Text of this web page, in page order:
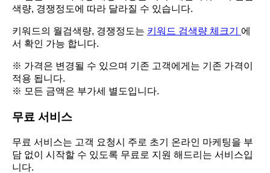
색량, 경쟁정도에 따라 달라질 수 있습니다.
키워드의 월검색량, 경쟁정도는 키워드 검색량 체크기 에
서 확인 가능 합니다.
※ 가격은 변경될 수 있으며 기존 고객에게는 기존 가격이
적용 됩니다.
※ 모든 금액은 부가세 별도입니다.
무료 서비스
무료 서비스는 고객 요청시 주로 초기 온라인 마케팅을 부
담 없이 시작할 수 있도록 무료로 지원 해드리는 서비스입
니다.